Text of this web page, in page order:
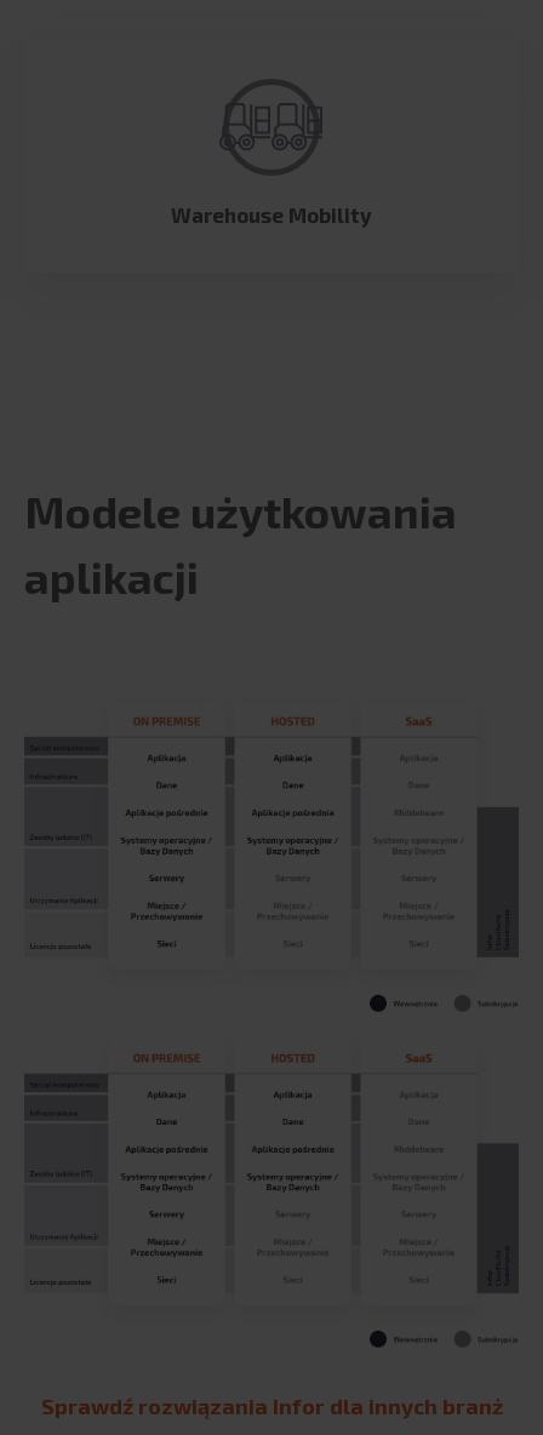
Warehouse Mobility
Modele użytkowania
aplikacji
Sprawdź rozwiązania Infor dla innych branż